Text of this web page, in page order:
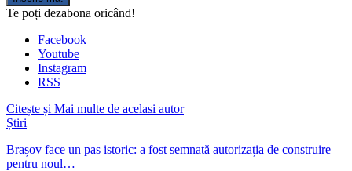
Te poți dezabona oricând!
Facebook
Youtube
Instagram
RSS
Citește și Mai multe de acelasi autor
Știri
Brașov face un pas istoric: a fost semnată autorizația de construire
pentru noul…